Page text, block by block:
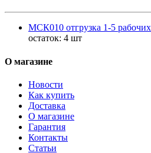
МСК010 отгрузка 1-5
остаток: 4 шт
О магазине
Новости
Как купить
Доставка
О магазине
Гарантия
Контакты
Статьи